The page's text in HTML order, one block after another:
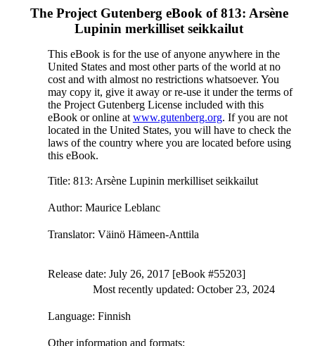
The Project Gutenberg eBook of813: Arsène
Lupinin merkilliset seikkailut
This eBook is for the use of anyone anywhere in the
United States and most other parts of the world at no
cost and with almost no restrictions whatsoever. You
may copy it, give it away or re-use it under the terms of
the Project Gutenberg License included with this
eBook or online at www.gutenberg.org. If you are not
located in the United States, you will have to check the
laws of the country where you are located before using
this eBook.
Title: 813: Arsène Lupinin merkilliset seikkailut
Author: Maurice Leblanc
Translator: Väinö Hämeen-Anttila
Release date: July 26, 2017 [eBook #55203]
Most recently updated: October 23, 2024
Language: Finnish
Other information and formats: